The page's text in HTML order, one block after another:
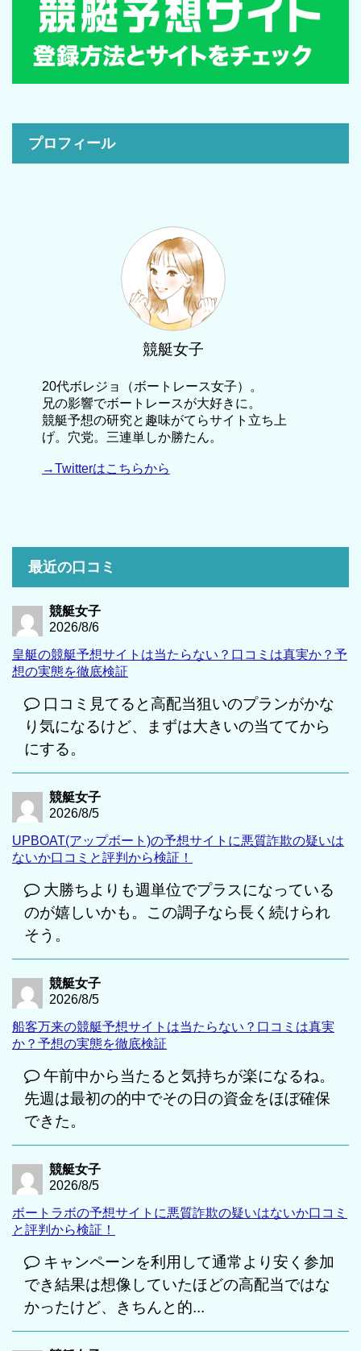
プロフィール
競艇女子
20代ボレジョ（ボートレース女子）。
兄の影響でボートレースが大好きに。
競艇予想の研究と趣味がてらサイト立ち上
げ。穴党。三連単しか勝たん。
→Twitterはこちらから
最近の口コミ
競艇女子
2026/8/6
皇艇の競艇予想サイトは当たらない？口コミは真実か？予
想の実態を徹底検証
口コミ見てると高配当狙いのプランがかな
り気になるけど、まずは大きいの当ててから
にする。
競艇女子
2026/8/5
UPBOAT(アップボート)の予想サイトに悪質詐欺の疑いは
ないか口コミと評判から検証！
大勝ちよりも週単位でプラスになっている
のが嬉しいかも。この調子なら長く続けられ
そう。
競艇女子
2026/8/5
船客万来の競艇予想サイトは当たらない？口コミは真実
か？予想の実態を徹底検証
午前中から当たると気持ちが楽になるね。
先週は最初の的中でその日の資金をほぼ確保
できた。
競艇女子
2026/8/5
ボートラボの予想サイトに悪質詐欺の疑いはないか口コミ
と評判から検証！
キャンペーンを利用して通常より安く参加
でき結果は想像していたほどの高配当ではな
かったけど、きちんと的...